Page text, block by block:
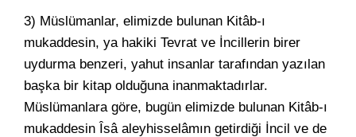
3) Müslümanlar, elimizde bulunan Kitâb-ı
mukaddesin, ya hakiki Tevrat ve İncillerin birer
uydurma benzeri, yahut insanlar tarafından yazılan
başka bir kitap olduğuna inanmaktadırlar.
Müslümanlara göre, bugün elimizde bulunan Kitâb-ı
mukaddesin Îsâ aleyhisselâmın getirdiği İncil ve de